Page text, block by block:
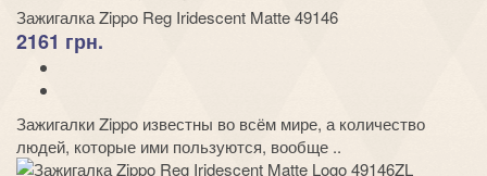
Зажигалка Zippo Reg Iridescent Matte 49146
2161 грн.
Зажигалки Zippo известны во всём мире, а количество
людей, которые ими пользуются, вообще ..